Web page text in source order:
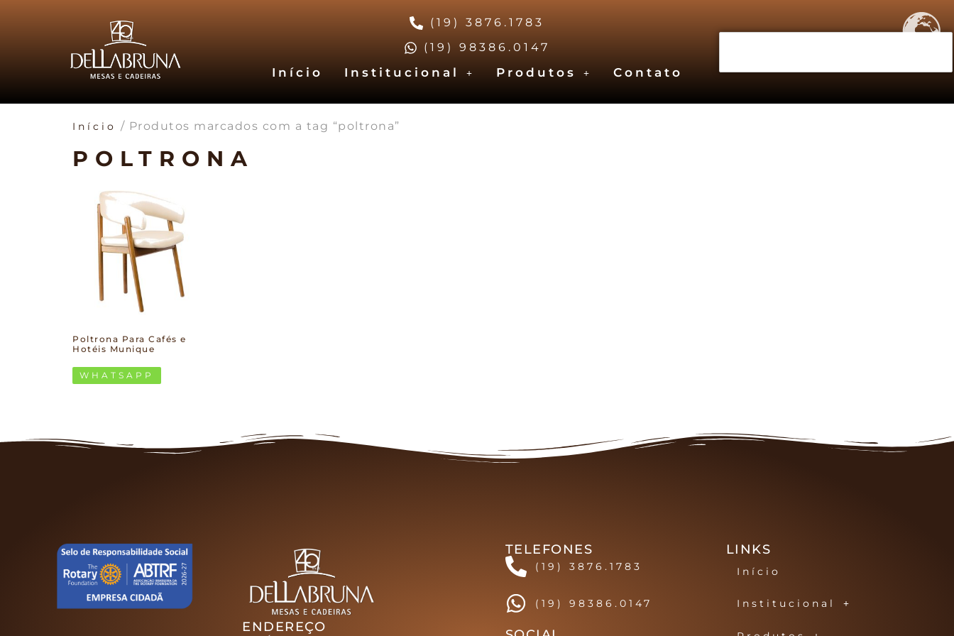
(19) 3876.1783
(19) 98386.0147
Início Institucional Produtos Contato
Início / Produtos marcados com a tag “poltrona”
POLTRONA
Poltrona Para Cafés e
Hotéis Munique
WHATSAPP
ENDEREÇO
TELEFONES
(19) 3876.1783
(19) 98386.0147
LINKS
Início
Institucional